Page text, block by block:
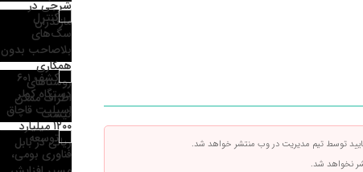
توسط تیم مدیریت در وب منتشر خواهد شد.
نخواهد شد.